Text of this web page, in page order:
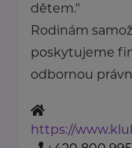
dětem."
Rodinám
poskytujeme
odbornou
https://